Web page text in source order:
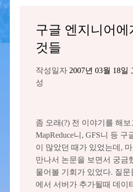
구글 엔지니어에
것들
작성일자 2007년 03월 18일
성
좀 오래(?) 전 이야기를 해
MapReduce니, GFS니 등 구
이 많았던 때가 있었는데,
만나서 논문을 보면서 궁금
물어볼 기회가 있었다. 질문
에서 서버가 추가될때 데이